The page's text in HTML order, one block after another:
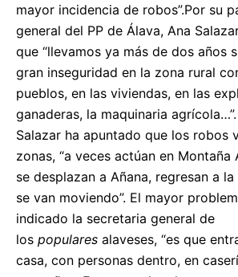
mayor incidencia de robos”.Por su
general del PP de Álava, Ana
que “llevamos ya más de dos años
gran inseguridad en la zona rural
pueblos, en las viviendas, en las
ganaderas, la maquinaria
Salazar ha apuntado que los robos
zonas, “a veces actúan en Montaña
se desplazan a Añana, regresan a
se van moviendo”. El mayor
indicado la secretaria general de
los populares alaveses, “es que
casa, con personas dentro, en